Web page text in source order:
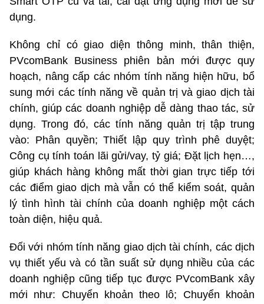
dụng.
Không chỉ có giao diện thông minh, thân thiện,
PVcomBank Business phiên bản mới được quy
hoạch, nâng cấp các nhóm tính năng hiện hữu, bổ
sung mới các tính năng về quản trị và giao dịch tài
chính, giúp các doanh nghiệp dễ dàng thao tác, sử
dụng. Trong đó, các tính năng quản trị tập trung
vào: Phân quyền; Thiết lập quy trình phê duyệt;
Công cụ tính toán lãi gửi/vay, tỷ giá; Đặt lịch hẹn…,
giúp khách hàng không mất thời gian trực tiếp tới
các điểm giao dịch mà vẫn có thể kiểm soát, quản
lý tình hình tài chính của doanh nghiệp một cách
toàn diện, hiệu quả.
Đối với nhóm tính năng giao dịch tài chính, các dịch
vụ thiết yếu và có tần suất sử dụng nhiều của các
doanh nghiệp cũng tiếp tục được PVcomBank xây
mới như: Chuyển khoản theo lô; Chuyển khoản